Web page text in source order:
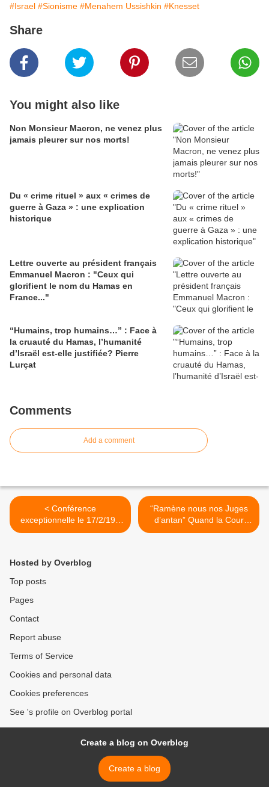
#Israel #Sionisme #Menahem Ussishkin #Knesset
Share
You might also like
Non Monsieur Macron, ne venez plus
jamais pleurer sur nos morts!
Du « crime rituel » aux « crimes de
guerre à Gaza » : une explication
historique
Lettre ouverte au président français
Emmanuel Macron : "Ceux qui
glorifient le nom du Hamas en
France..."
“Humains, trop humains…” : Face à
la cruauté du Hamas, l’humanité
d’Israël est-elle justifiée? Pierre
Lurçat
Comments
Add a comment
< Conférence
exceptionnelle le 17/2/19 -
Elections israéliennes 2019:
réflechir au futur
“Ramène nous nos Juges
d’antan” Quand la Cour
suprême vient au secours
Hosted by Overblog
Top posts
Pages
Contact
Report abuse
Terms of Service
Cookies and personal data
Cookies preferences
See 's profile on Overblog portal
Create a blog on Overblog
Create a blog